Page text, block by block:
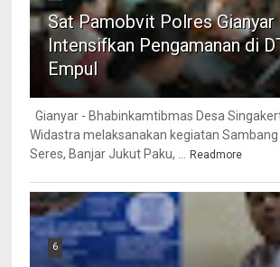
Sat Pamobvit Polres Gianyar
Intensifkan Pengamanan di
Empul
Gianyar - Bhabinkamtibmas Desa
Widastra melaksanakan kegiatan Sambang
Seres, Banjar Jukut Paku, ...
Readmore
6